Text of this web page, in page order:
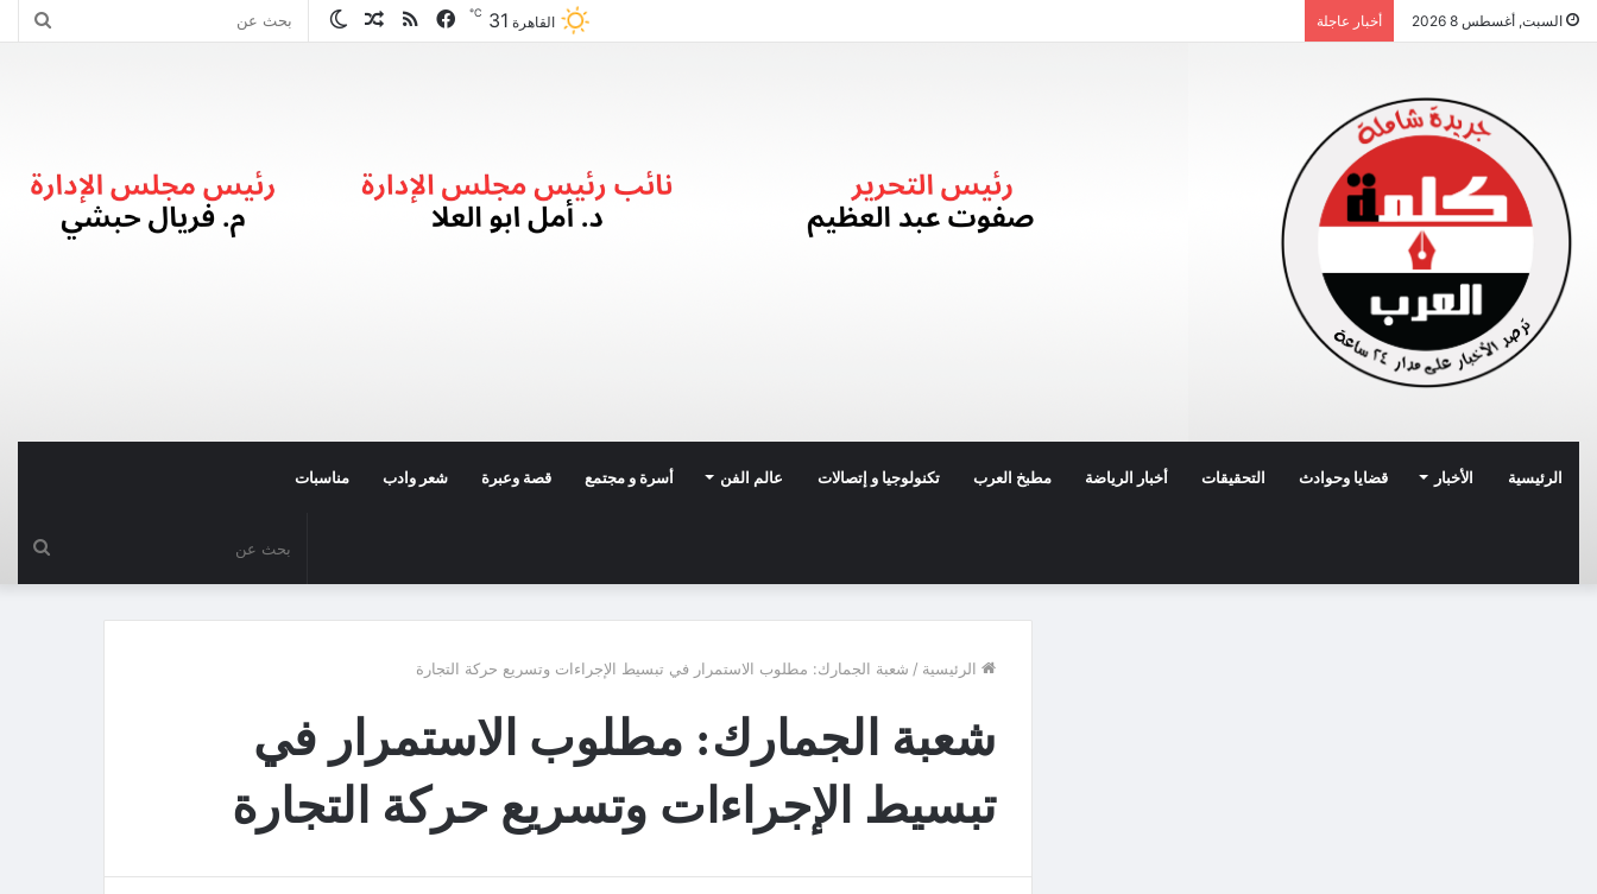
السبت, أغسطس 8 2026 أخبار عاجلة
الوضع مقال ملخص
فيسبوك القاهرة 31
℃
الرئيسية الأخبار قضايا وحوادث التحقيقات أخبار الرياضة مطبخ العرب تكنولوجيا و إتصالات عالم الفن أسرة و مجتمع قصة وعبرة شعر وادب مناسبات
الرئيسية / شعبة الجمارك: مطلوب الاستمرار في تبسيط الإجراءات وتسريع حركة التجارة
شعبة الجمارك: مطلوب الاستمرار في
تبسيط الإجراءات وتسريع حركة التجارة